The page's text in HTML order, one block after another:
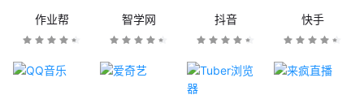
作业帮 智学网 抖音 快手